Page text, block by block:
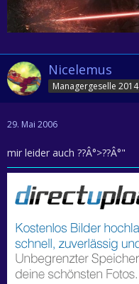
Nicelemus
Managergeselle 2014
29. Mai 2006
mir leider auch ??Â°>??Â°"